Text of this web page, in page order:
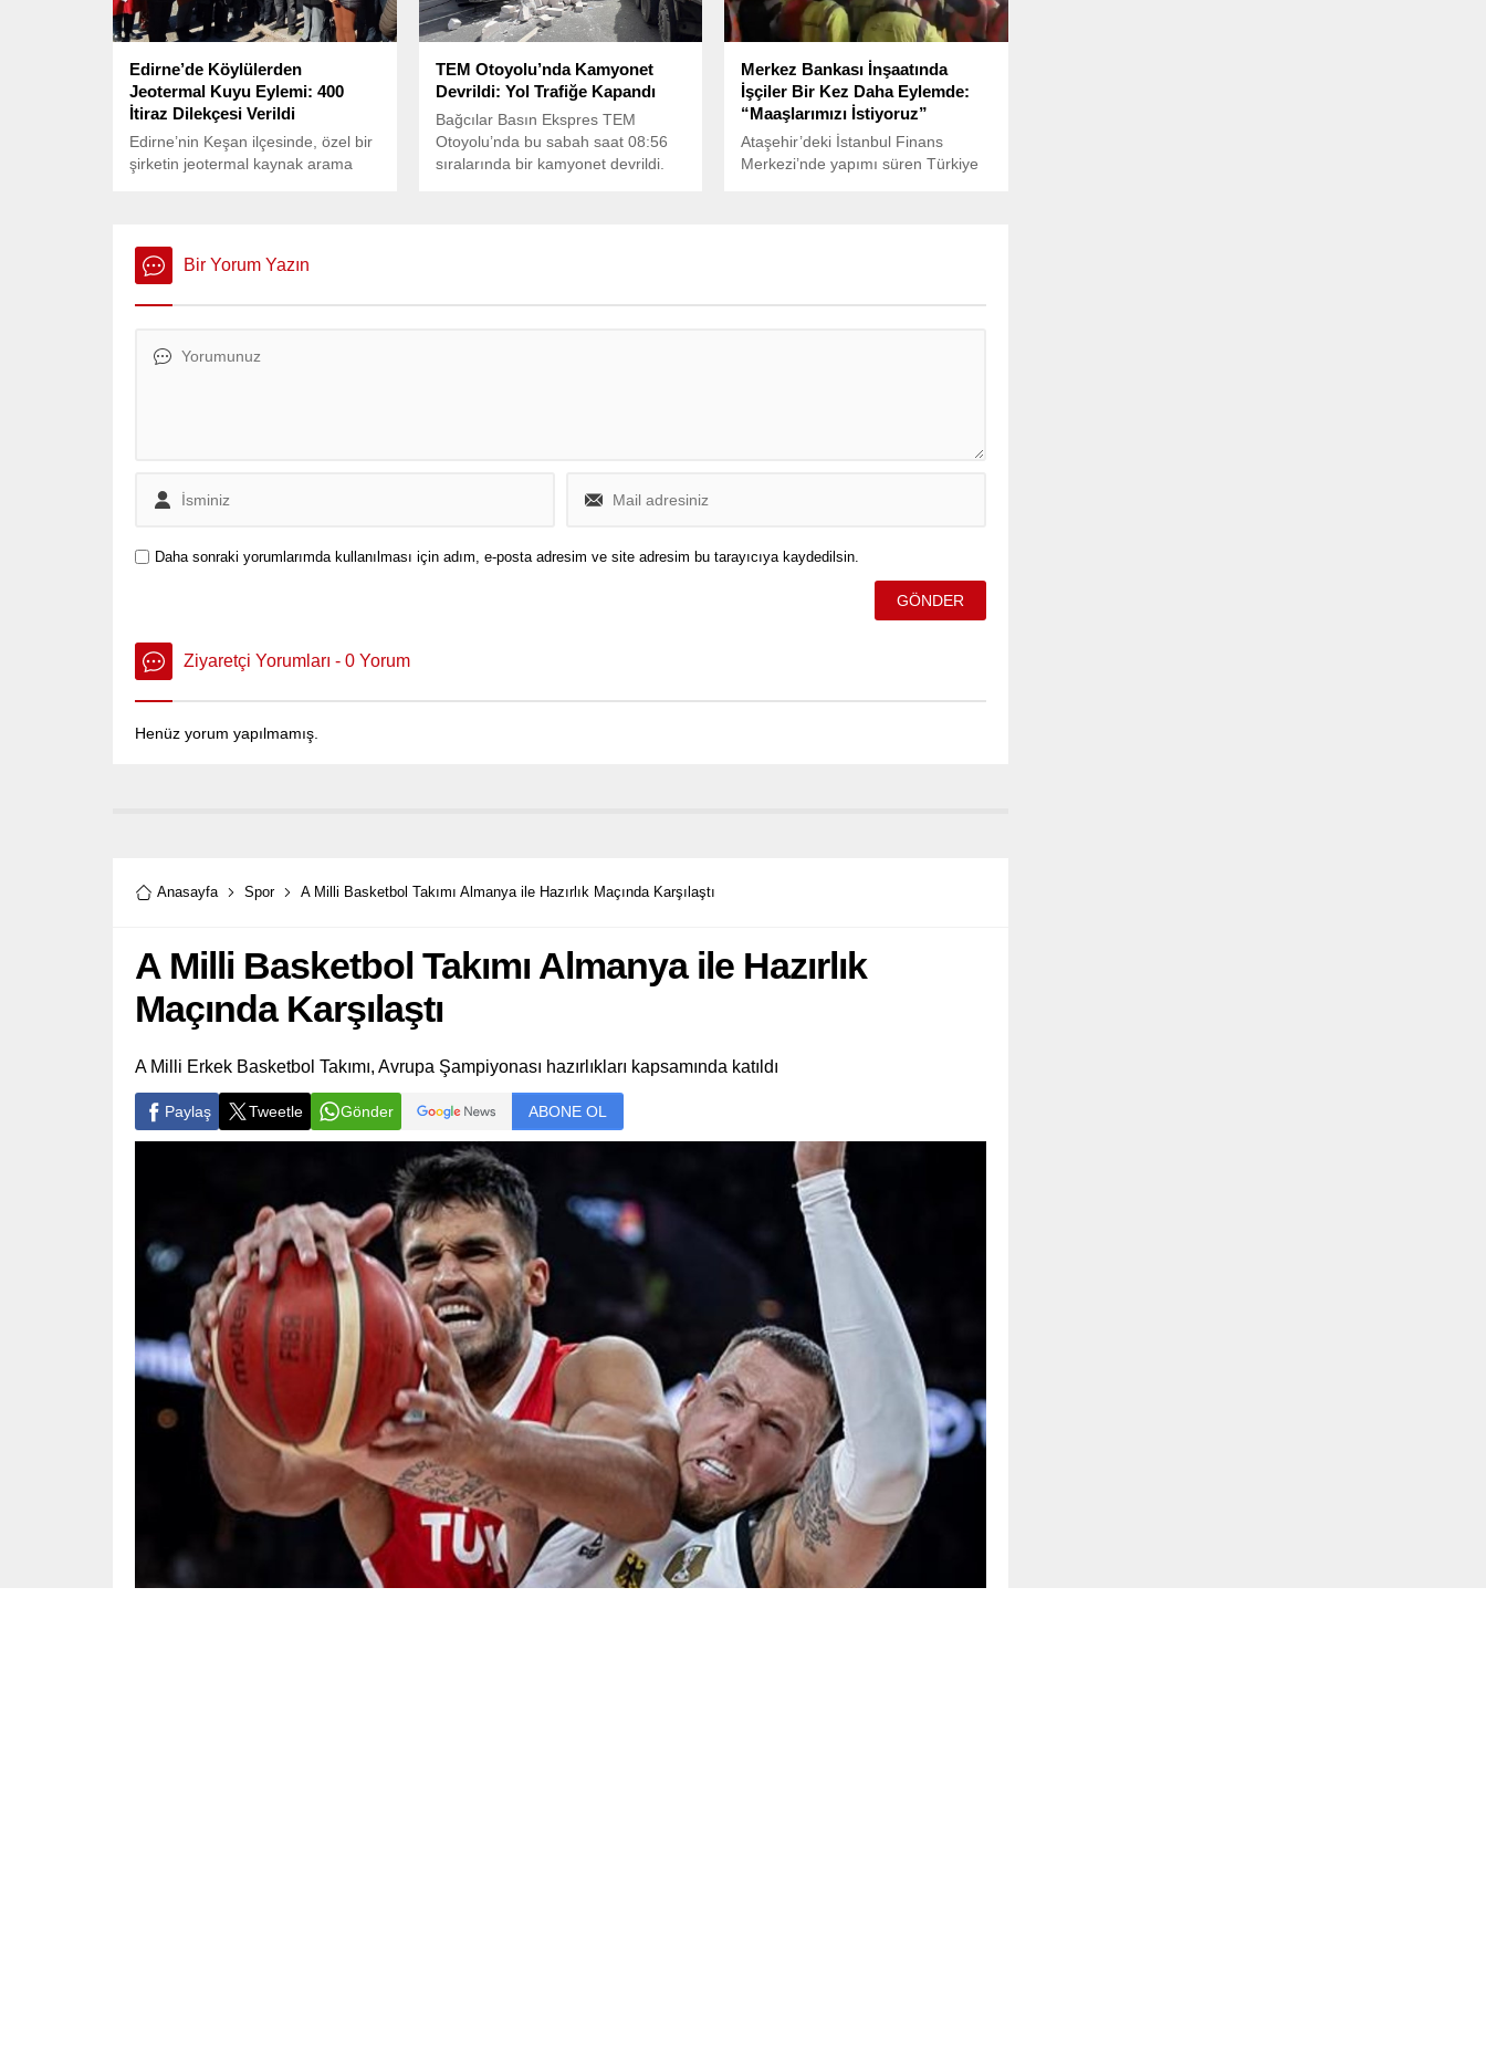
Edirne’de Köylülerden
Jeotermal Kuyu Eylemi: 400
İtiraz Dilekçesi Verildi
Edirne’nin Keşan ilçesinde, özel bir
şirketin jeotermal kaynak arama
teslim etti.
TEM Otoyolu’nda Kamyonet
Devrildi: Yol Trafiğe Kapandı
Bağcılar Basın Ekspres TEM
Otoyolu’nda bu sabah saat 08:56
sıralarında bir kamyonet devrildi.
Merkez Bankası İnşaatında
İşçiler Bir Kez Daha Eylemde:
“Maaşlarımızı İstiyoruz”
Ataşehir’deki İstanbul Finans
Merkezi’nde yapımı süren Türkiye
Bir Yorum Yazın
Daha sonraki yorumlarımda kullanılması için adım, e-posta adresim ve site adresim bu tarayıcıya kaydedilsin.
Ziyaretçi Yorumları - 0 Yorum
Henüz yorum yapılmamış.
Anasayfa Spor A Milli Basketbol Takımı Almanya ile Hazırlık Maçında Karşılaştı
A Milli Basketbol Takımı Almanya ile Hazırlık
Maçında Karşılaştı
A Milli Erkek Basketbol Takımı, Avrupa Şampiyonası hazırlıkları kapsamında katıldı
Paylaş Tweetle Gönder ABONE OL